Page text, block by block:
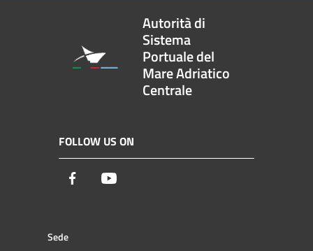
Autorità di
Sistema
Portuale del
Mare Adriatico
Centrale
FOLLOW US ON
Facebook
Sede